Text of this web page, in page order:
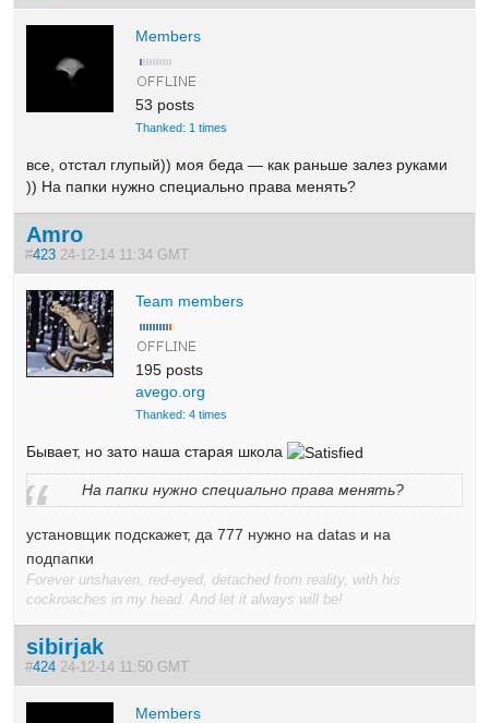
Members
53 posts
Thanked: 1 times
все, отстал глупый)) моя беда — как раньше залез руками
)) На папки нужно специально права менять?
Amro
#423 24-12-14 11:34 GMT
Team members
195 posts
avego.org
Thanked: 4 times
Бывает, но зато наша старая школа
На папки нужно специально права менять?
установщик подскажет, да 777 нужно на datas и на
подпапки
Forever unshaven, red-eyed, detached from reality, with his
cockroaches in my head. And let it always will be!
sibirjak
#424 24-12-14 11:50 GMT
Members